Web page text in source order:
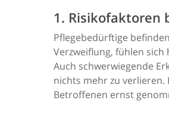
1. Risikofaktoren
Pflegebedürftige
Verzweiflung, fühlen
Auch schwerwiegende
nichts mehr zu verlieren.
Betroffenen ernst